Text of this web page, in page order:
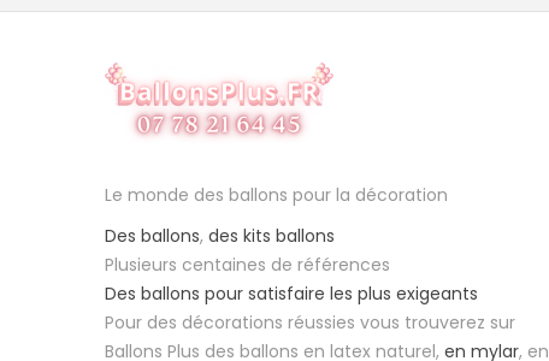
Le monde des ballons pour la décoration
Des ballons, des kits ballons
Plusieurs centaines de références
Des ballons pour satisfaire les plus exigeants
Pour des décorations réussies vous trouverez sur
Ballons Plus des ballons en latex naturel, en mylar, en